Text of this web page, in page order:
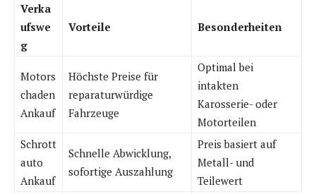
Verka
ufswe
g
Vorteile Besonderheiten
Motors
chaden
Ankauf
Höchste Preise für
reparaturwürdige
Fahrzeuge
Optimal bei
intakten
Karosserie- oder
Motorteilen
Schrott
auto
Ankauf
Schnelle Abwicklung,
sofortige Auszahlung
Preis basiert auf
Metall- und
Teilewert